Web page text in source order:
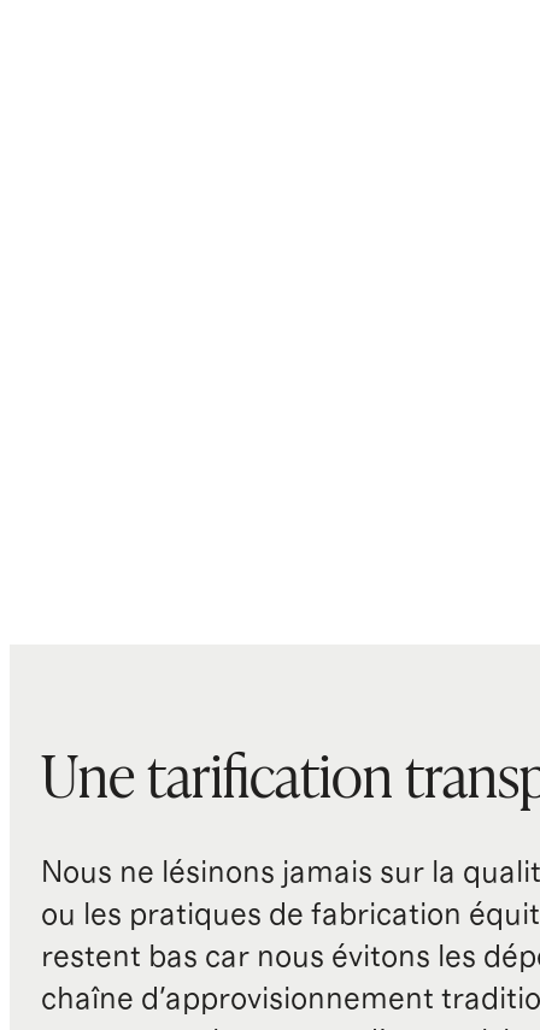
Une tarification
Nous ne lésinons jamais sur la
ou les pratiques de fabrication
restent bas car nous évitons les
chaîne d'approvisionnement